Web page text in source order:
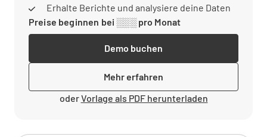
Erhalte Berichte und analysiere deine Daten
Preise beginnen bei ░░░ pro Monat
Demo buchen
Mehr erfahren
oderVorlage als PDF herunterladen